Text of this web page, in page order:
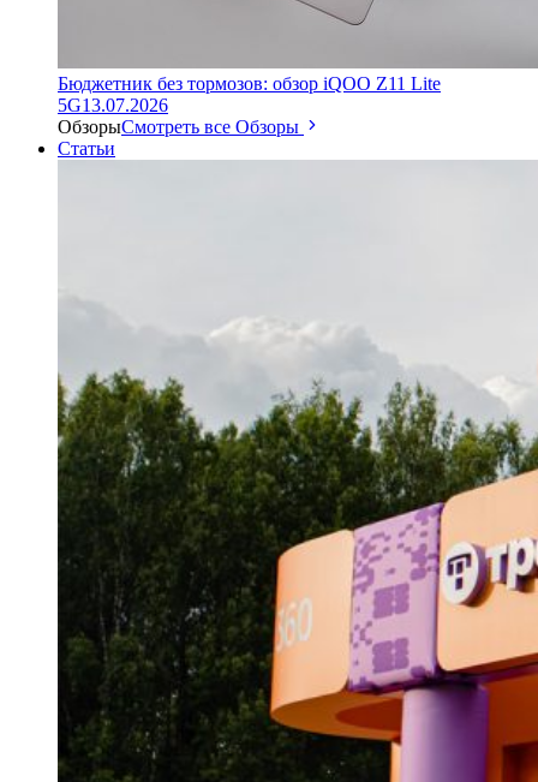
Бюджетник без тормозов: обзор iQOO Z11 Lite
5G13.07.2026
ОбзорыСмотреть все Обзоры
Статьи